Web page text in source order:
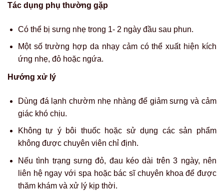
Tác dụng phụ thường gặp
Có thể bị sưng nhẹ trong 1- 2 ngày đầu sau phun.
Một số trường hợp da nhạy cảm có thể xuất hiện kích
ứng nhẹ, đỏ hoặc ngứa.
Hướng xử lý
Dùng đá lạnh chườm nhẹ nhàng để giảm sưng và cảm
giác khó chịu.
Không tự ý bôi thuốc hoặc sử dụng các sản phẩm
không được chuyên viên chỉ định.
Nếu tình trạng sưng đỏ, đau kéo dài trên 3 ngày, nên
liên hệ ngay với spa hoặc bác sĩ chuyên khoa để được
thăm khám và xử lý kịp thời.